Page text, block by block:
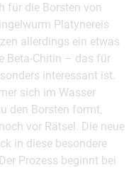
für die Borsten von
Platynereis
allerdings ein etwas
Beta-Chitin – das für
interessant ist.
sich im Wasser
den Borsten formt,
vor Rätsel. Die neue
in diese besondere
Prozess beginnt bei